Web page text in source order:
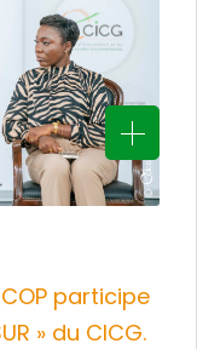
participe
» du CICG.